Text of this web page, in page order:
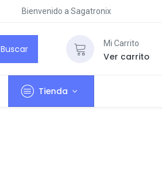
Bienvenido a Sagatronix
Buscar Mi Carrito
Ver carrito
Tienda